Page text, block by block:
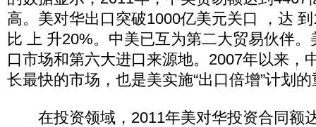
高。美对华出口突破1000亿美元关口 ，达
比 上 升20%。中美已互为第二大贸易伙伴
口市场和第六大进口来源地。2007年以来，
长最快的市场，也是美实施“出口倍增”计划
在投资领域，2011年美对华投资合同额